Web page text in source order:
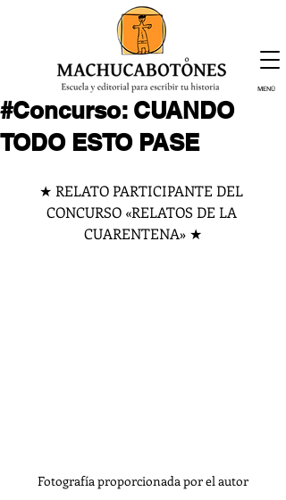
¡Inscríbete hoy!
MENÚ
#Concurso: CUANDO
TODO ESTO PASE
★ RELATO PARTICIPANTE DEL
CONCURSO «RELATOS DE LA
CUARENTENA» ★
Fotografía proporcionada por el autor